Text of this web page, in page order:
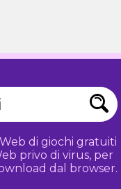
di giochi gratuiti
privo di virus, per
dal browser.